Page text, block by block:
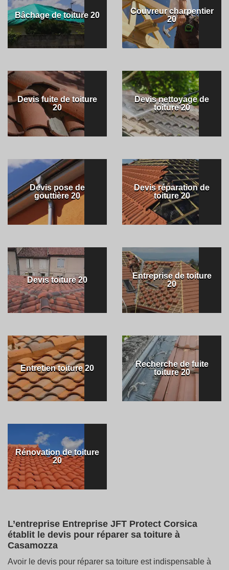
Bâchage de toiture 20
Couvreur charpentier
20
Devis fuite de toiture
20
Devis nettoyage de
toiture 20
Devis pose de
gouttière 20
Devis réparation de
toiture 20
Devis toiture 20
Entreprise de toiture
20
Entretien toiture 20
Recherche de fuite
toiture 20
Rénovation de toiture
20
L’entreprise Entreprise JFT Protect Corsica
établit le devis pour réparer sa toiture à
Casamozza
Avoir le devis pour réparer sa toiture est indispensable à